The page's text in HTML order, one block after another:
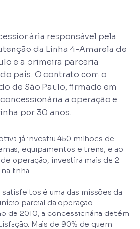
responsável pela
da Linha 4-Amarela de
e a primeira parceria
país. O contrato com o
de São Paulo, firmado em
a operação e
por 30 anos.
já investiu 450 milhões de
equipamentos e trens, e ao
operação, investirá mais de 2
linha.
é uma das missões da
parcial da operação
de 2010, a concessionária detém
Mais de 90% de quem